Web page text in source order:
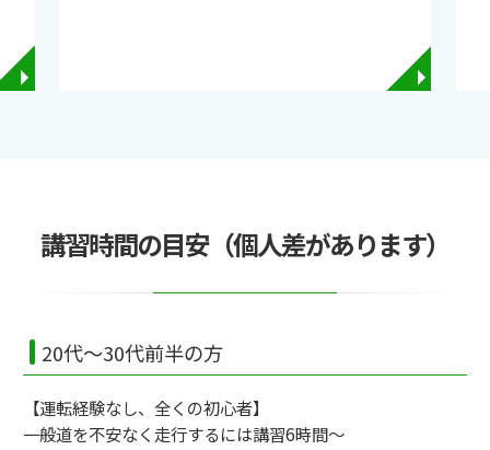
◥ ◥
講習時間の目安（個人差があります）
20代～30代前半の方
【運転経験なし、全くの初心者】
一般道を不安なく走行するには講習6時間～